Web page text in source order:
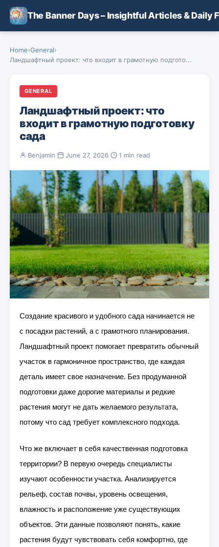
Skip to main content
The Banner Days – Insightful Articles & Daily
Home›General›
Ландшафтный проект: что входит в грамотную подгото...
GENERAL
Ландшафтный проект: что
входит в грамотную подготовку
сада
Benjamin June 27, 2026 1 min read
Создание красивого и удобного сада начинается не
с посадки растений, а с грамотного планирования.
Ландшафтный проект помогает превратить обычный
участок в гармоничное пространство, где каждая
деталь имеет свое назначение. Без продуманной
подготовки даже дорогие материалы и редкие
растения могут не дать желаемого результата,
потому что сад требует комплексного подхода.
Что же включает в себя качественная подготовка
территории? В первую очередь специалисты
изучают особенности участка. Анализируется
рельеф, состав почвы, уровень освещения,
влажность и расположение уже существующих
объектов. Эти данные позволяют понять, какие
растения будут чувствовать себя комфортно, где